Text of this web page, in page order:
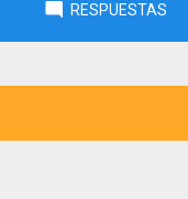
RESPUESTAS